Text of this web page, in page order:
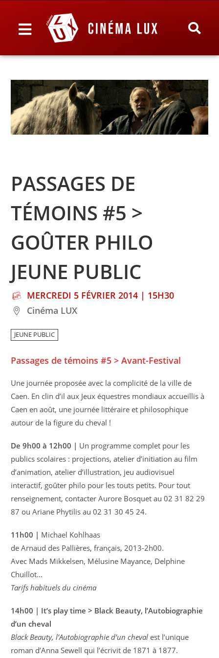
PASSAGES DE
TÉMOINS #5 >
GOÛTER PHILO
JEUNE PUBLIC
MERCREDI 5 FÉVRIER 2014 | 15H30
Cinéma LUX
JEUNE PUBLIC
Passages de témoins #5 > Avant-Festival
Une journée proposée avec la complicité de la ville de
Caen. En clin d’il aux Jeux équestres mondiaux accueillis à
Caen en août, une journée littéraire et philosophique
autour de la figure du cheval !
De 9h00 à 12h00 | Un programme complet pour les
publics scolaires : projections, atelier d’initiation au film
d’animation, atelier d’illustration, jeu audiovisuel
interactif, goûter philo pour les touts petits. Pour tout
renseignement, contacter Aurore Bosquet au 02 31 82 29
87 ou Ariane Phytilis au 02 31 30 45 24.
11h00 | Michael Kohlhaas
de Arnaud des Pallières, français, 2013-2h00.
Avec Mads Mikkelsen, Mélusine Mayance, Delphine
Chuillot…
Tarifs habituels du cinéma
14h00 | It’s play time > Black Beauty, l’Autobiographie
d’un cheval
Black Beauty, l’Autobiographie d’un cheval est l’unique
roman d’Anna Sewell qui l’écrivit de 1871 à 1877.